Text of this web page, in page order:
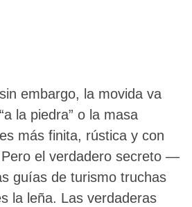
embargo, la movida va
la piedra” o la masa
más finita, rústica y con
el verdadero secreto —
guías de turismo truchas
la leña. Las verdaderas